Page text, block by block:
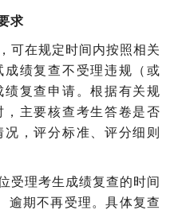
求
可在规定时间内按照相关
绩复查不受理违规（或
复查申请。根据有关规
主要核查考生答卷是否
，评分标准、评分细则
受理考生成绩复查的时间
逾期不再受理。具体复查